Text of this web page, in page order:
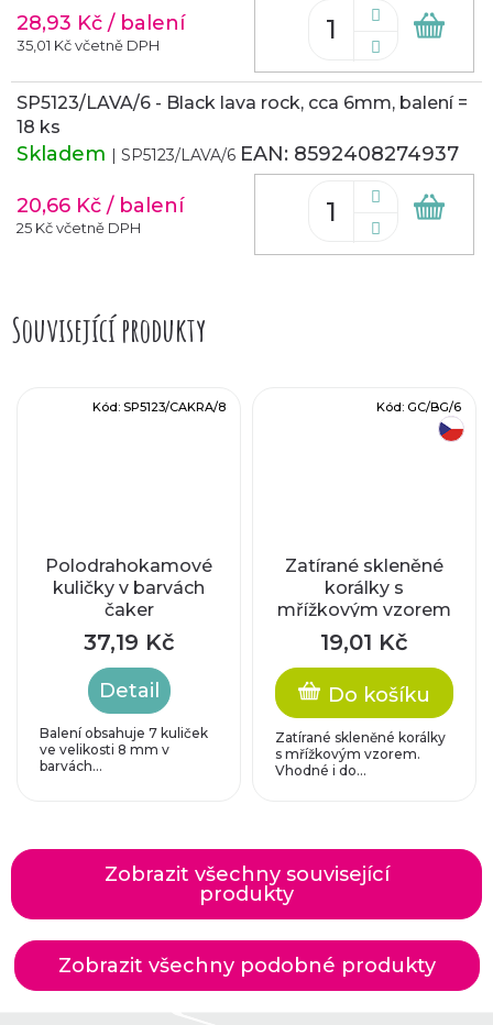
28,93 Kč / balení
35,01 Kč včetně DPH
SP5123/LAVA/6 - Black lava rock, cca 6mm, balení =
18 ks
Skladem | SP5123/LAVA/6 EAN: 8592408274937
20,66 Kč / balení
25 Kč včetně DPH
Související produkty
Polodrahokamové
kuličky v barvách
čaker
37,19 Kč
Detail
Balení obsahuje 7 kuliček
ve velikosti 8 mm v
barvách...
Kód: SP5123/CAKRA/8
Zatírané skleněné
korálky s
mřížkovým vzorem
- černo-zelené
19,01 Kč
Do košíku
Zatírané skleněné korálky
s mřížkovým vzorem.
Vhodné i do...
Kód: GC/BG/6
Zobrazit všechny související
produkty
Zobrazit všechny podobné produkty